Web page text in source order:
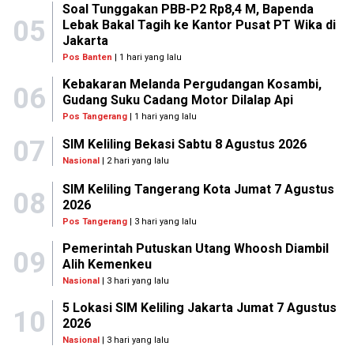
05
Soal Tunggakan PBB-P2 Rp8,4 M, Bapenda
Lebak Bakal Tagih ke Kantor Pusat PT Wika di
Jakarta
Pos Banten | 1 hari yang lalu
06
Kebakaran Melanda Pergudangan Kosambi,
Gudang Suku Cadang Motor Dilalap Api
Pos Tangerang| 1 hari yang lalu
07 SIM Keliling Bekasi Sabtu 8 Agustus 2026
Nasional | 2 hari yang lalu
08
SIM Keliling Tangerang Kota Jumat 7 Agustus
2026
Pos Tangerang| 3 hari yang lalu
09
Pemerintah Putuskan Utang Whoosh Diambil
Alih Kemenkeu
Nasional| 3 hari yang lalu
10
5 Lokasi SIM Keliling Jakarta Jumat 7 Agustus
2026
Nasional| 3 hari yang lalu